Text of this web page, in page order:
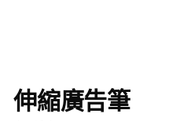
伸縮廣告筆